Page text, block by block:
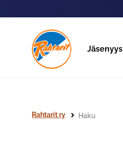
Jäsenyys
Rahtarit ry Haku